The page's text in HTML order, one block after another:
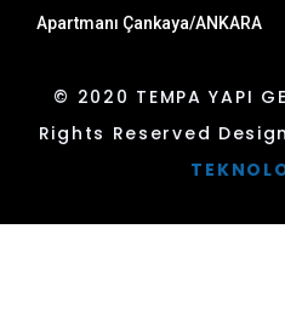
Apartmanı Çankaya/ANKARA
© 2020 TEMPA YAPI
Rights Reserved